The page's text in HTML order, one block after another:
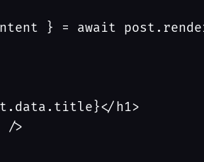
} = await
h1>
/>